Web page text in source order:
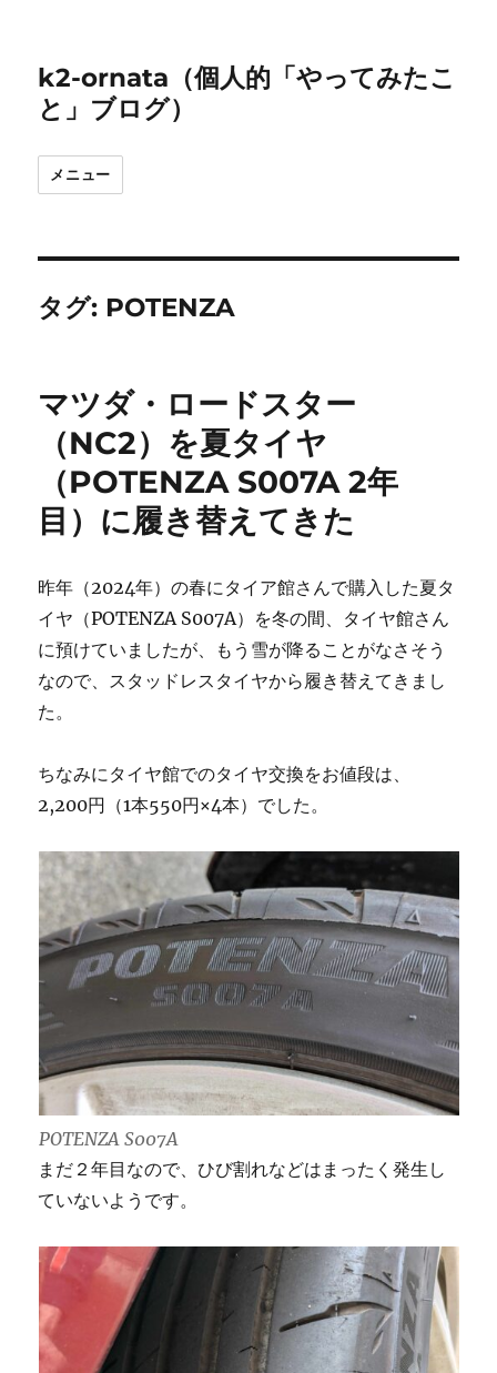
k2-ornata（個人的「やってみたこ
と」ブログ）
メニュー
タグ: POTENZA
マツダ・ロードスター
（NC2）を夏タイヤ
（POTENZA S007A 2年
目）に履き替えてきた
昨年（2024年）の春にタイア館さんで購入した夏タ
イヤ（POTENZA S007A）を冬の間、タイヤ館さん
に預けていましたが、もう雪が降ることがなさそう
なので、スタッドレスタイヤから履き替えてきまし
た。
ちなみにタイヤ館でのタイヤ交換をお値段は、
2,200円（1本550円×4本）でした。
POTENZA S007A
まだ２年目なので、ひび割れなどはまったく発生し
ていないようです。